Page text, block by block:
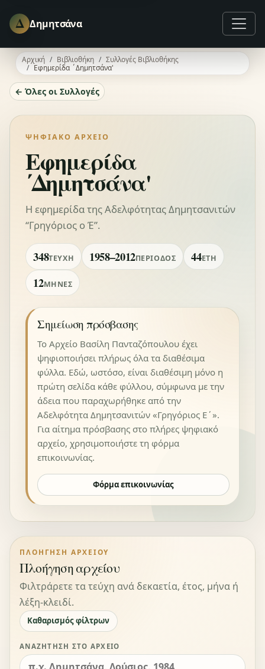
Δ Δημητσάνα
Αρχική Βιβλιοθήκη
Συλλογές Βιβλιοθήκης
Εφημερίδα ΄Δημητσάνα'
← Όλες οι Συλλογές
ΨΗΦΙΑΚΌ ΑΡΧΕΊΟ
Εφημερίδα
΄Δημητσάνα'
Η εφημερίδα της Αδελφότητας Δημητσανιτών
“Γρηγόριος ο Έ”.
348ΤΕΎΧΗ 1958–2012ΠΕΡΊΟΔΟΣ 44ΈΤΗ
12ΜΉΝΕΣ
Σημείωση πρόσβασης
Το Αρχείο Βασίλη Πανταζόπουλου έχει
ψηφιοποιήσει πλήρως όλα τα διαθέσιμα
φύλλα. Εδώ, ωστόσο, είναι διαθέσιμη μόνο η
πρώτη σελίδα κάθε φύλλου, σύμφωνα με την
άδεια που παραχωρήθηκε από την
Αδελφότητα Δημητσανιτών «Γρηγόριος Ε΄».
Για αίτημα πρόσβασης στο πλήρες ψηφιακό
αρχείο, χρησιμοποιήστε τη φόρμα
επικοινωνίας.
Φόρμα επικοινωνίας
ΠΛΟΉΓΗΣΗ ΑΡΧΕΊΟΥ
Πλοήγηση αρχείου
Φιλτράρετε τα τεύχη ανά δεκαετία, έτος, μήνα ή
λέξη-κλειδί.
Καθαρισμός φίλτρων
ΑΝΑΖΉΤΗΣΗ ΣΤΟ ΑΡΧΕΊΟ